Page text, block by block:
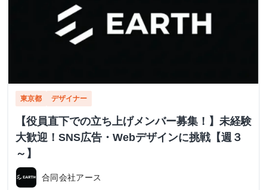
東京都 デザイナー
【役員直下での立ち上げメンバー募集！】未経験
大歓迎！SNS広告・Webデザインに挑戦【週３
～】
合同会社アース